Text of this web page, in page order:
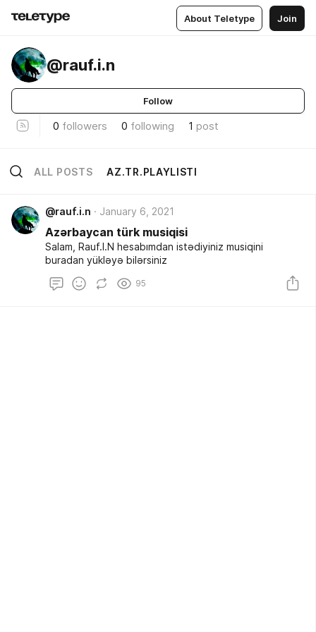
About Teletype Join
@rauf.i.n
Follow
0 followers 0 following 1 post
ALL POSTS AZ.TR.PLAYLISTI
@rauf.i.n January 6, 2021
Azərbaycan türk musiqisi
Salam, Rauf.I.N hesabımdan istədiyiniz musiqini
buradan yükləyə bilərsiniz
95